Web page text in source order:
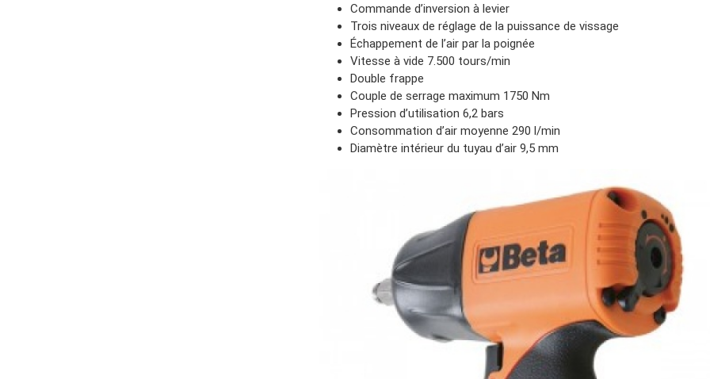
Commande d’inversion à levier
Trois niveaux de réglage de la puissance de vissage
Échappement de l’air par la poignée
Vitesse à vide 7.500 tours/min
Double frappe
Couple de serrage maximum 1750 Nm
Pression d’utilisation 6,2 bars
Consommation d’air moyenne 290 l/min
Diamètre intérieur du tuyau d’air 9,5 mm